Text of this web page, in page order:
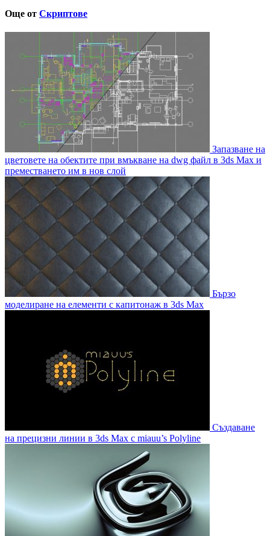
Още от Скриптове
Запазване на
цветовете на обектите при вмъкване на dwg файл в 3ds Max и
преместването им в нов слой
Бързо
моделиране на елементи с капитонаж в 3ds Max
Създаване
на прецизни линии в 3ds Max с miauu’s Polyline